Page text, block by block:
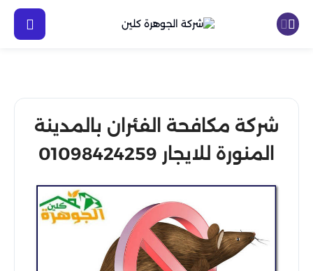
شركة مكافحة الفئران بالمدينة
المنورة للايجار 01098424259